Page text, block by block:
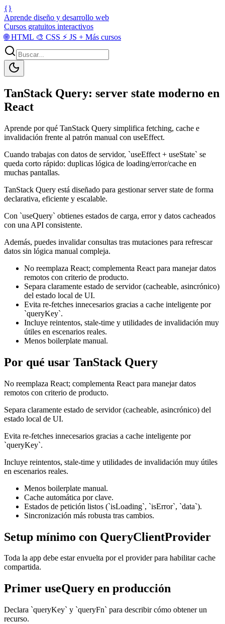
{}
Aprende diseño y desarrollo web
Cursos gratuitos interactivos
🌐HTML 🎨 CSS ⚡ JS + Más cursos
TanStack Query: server state moderno en
React
Aprende por qué TanStack Query simplifica fetching, cache e
invalidación frente al patrón manual con useEffect.
Cuando trabajas con datos de servidor, `useEffect + useState` se
queda corto rápido: duplicas lógica de loading/error/cache en
muchas pantallas.
TanStack Query está diseñado para gestionar server state de forma
declarativa, eficiente y escalable.
Con `useQuery` obtienes estados de carga, error y datos cacheados
con una API consistente.
Además, puedes invalidar consultas tras mutaciones para refrescar
datos sin lógica manual compleja.
No reemplaza React; complementa React para manejar datos
remotos con criterio de producto.
Separa claramente estado de servidor (cacheable, asincrónico)
del estado local de UI.
Evita re-fetches innecesarios gracias a cache inteligente por
`queryKey`.
Incluye reintentos, stale-time y utilidades de invalidación muy
útiles en escenarios reales.
Menos boilerplate manual.
Por qué usar TanStack Query
No reemplaza React; complementa React para manejar datos
remotos con criterio de producto.
Separa claramente estado de servidor (cacheable, asincrónico) del
estado local de UI.
Evita re-fetches innecesarios gracias a cache inteligente por
`queryKey`.
Incluye reintentos, stale-time y utilidades de invalidación muy útiles
en escenarios reales.
Menos boilerplate manual.
Cache automática por clave.
Estados de petición listos (`isLoading`, `isError`, `data`).
Sincronización más robusta tras cambios.
Setup mínimo con QueryClientProvider
Toda la app debe estar envuelta por el provider para habilitar cache
compartida.
Primer useQuery en producción
Declara `queryKey` y `queryFn` para describir cómo obtener un
recurso.